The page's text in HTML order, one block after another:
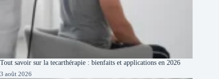
Tout savoir sur la tecarthérapie : bienfaits et applications en 2026
3 août 2026